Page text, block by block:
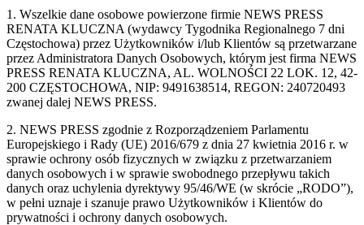
1. Wszelkie dane osobowe powierzone firmie NEWS PRESS
RENATA KLUCZNA (wydawcy Tygodnika Regionalnego 7 dni
Częstochowa) przez Użytkowników i/lub Klientów są przetwarzane
przez Administratora Danych Osobowych, którym jest firma NEWS
PRESS RENATA KLUCZNA, AL. WOLNOŚCI 22 LOK. 12, 42-
200 CZĘSTOCHOWA, NIP: 9491638514, REGON: 240720493
zwanej dalej NEWS PRESS.
2. NEWS PRESS zgodnie z Rozporządzeniem Parlamentu
Europejskiego i Rady (UE) 2016/679 z dnia 27 kwietnia 2016 r. w
sprawie ochrony osób fizycznych w związku z przetwarzaniem
danych osobowych i w sprawie swobodnego przepływu takich
danych oraz uchylenia dyrektywy 95/46/WE (w skrócie „RODO”),
w pełni uznaje i szanuje prawo Użytkowników i Klientów do
prywatności i ochrony danych osobowych.